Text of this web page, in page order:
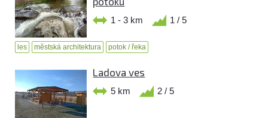
1 - 3 km 1 / 5
les městská architektura potok / řeka
Ladova ves
5 km 2 / 5